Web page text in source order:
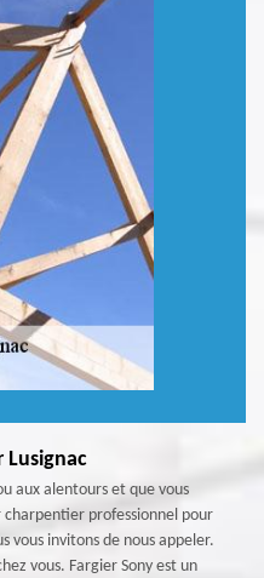
aux alentours et que vous
professionnel pour
vous invitons de nous appeler.
vous. Fargier Sony est un